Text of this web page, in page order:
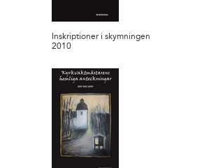
Inskriptioner i skymningen
2010